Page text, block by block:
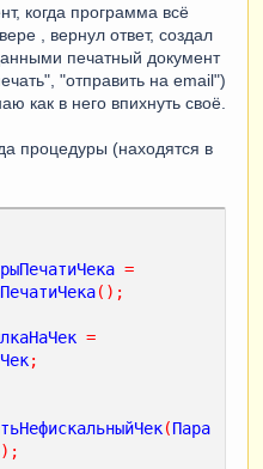
когда программа всё
, вернул ответ, создал
печатный документ
"отправить на email")
как в него впихнуть своё.
процедуры (находятся в
=
();
=
;
(Пара
);